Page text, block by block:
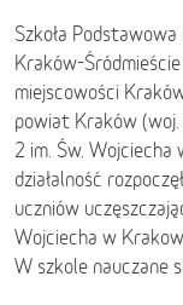
Szkoła
Kraków-
miejscowości
powiat Kraków (woj.
2 im. Św.
działalność
uczniów
Wojciecha w
W szkole nauczane